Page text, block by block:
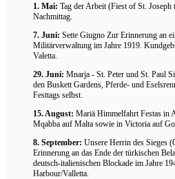
1. Mai: Tag der Arbeit (Fiest of St.
Nachmittag.
7. Juni: Sette Giugno Zur Erinnerung an
Militärverwaltung im Jahre 1919.
Valetta.
29. Juni: Mnarja - St. Peter und St. Paul
den Buskett Gardens, Pferde- und
Festtags selbst.
15. August: Mariä Himmelfahrt Festas in
Mqabba auf Malta sowie in Victoria auf
8. September: Unsere Herrin des Sieges
Erinnerung an das Ende der türkischen
deutsch-italienischen Blockade im Jahre
Harbour/Valletta.